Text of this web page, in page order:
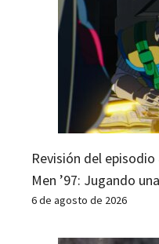
Revisión del
Men ’97: Jugando
6 de agosto de 2026